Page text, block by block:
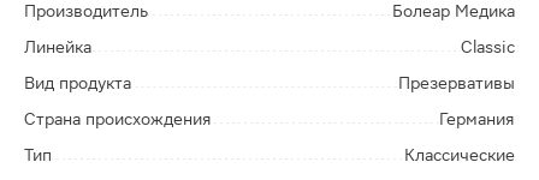
Производитель
Болеар Медика
Линейка
Classic
Вид продукта
Презервативы
Страна происхождения
Германия
Тип
Классические